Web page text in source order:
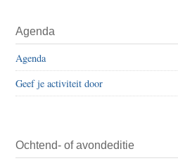
Agenda
Agenda
Geef je activiteit door
Ochtend- of avondeditie